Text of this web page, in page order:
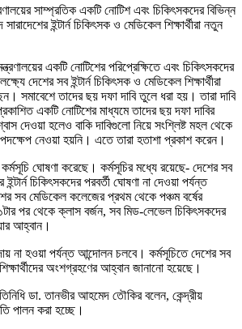
সাম্প্রতিক একটি নোটিশ এবং চিকিৎসকদের বিভিন্ন
ইন্টার্ন চিকিৎসক ও মেডিকেল শিক্ষার্থীরা নতুন
একটি নোটিশের পরিপ্রেক্ষিতে এবং চিকিৎসকদের
দেশের সব ইন্টার্ন চিকিৎসক ও মেডিকেল শিক্ষার্থীরা
সমাবেশে তাদের ছয় দফা দাবি তুলে ধরা হয়। তারা দাবি
একটি নোটিশের মাধ্যমে তাদের ছয় দফা দাবির
দেওয়া হলেও বাকি দাবিগুলো নিয়ে সংশ্লিষ্ট মহল থেকে
নেওয়া হয়নি। এতে তারা হতাশা প্রকাশ করেন।
ঘোষণা করেছে। কর্মসূচির মধ্যে রয়েছে- দেশের সব
চিকিৎসকদের পরবর্তী ঘোষণা না দেওয়া পর্যন্ত
সব মেডিকেল কলেজের প্রথম থেকে পঞ্চম বর্ষের
১১টার পর থেকে ক্লাস বর্জন, সব মিড-লেভেল চিকিৎসকদের
আহ্বান।
না হওয়া পর্যন্ত আন্দোলন চলবে। কর্মসূচিতে দেশের সব
অংশগ্রহণের আহ্বান জানানো হয়েছে।
ডা. তানভীর আহমেদ তৌকির বলেন, কেন্দ্রীয়
পালন করা হচ্ছে।